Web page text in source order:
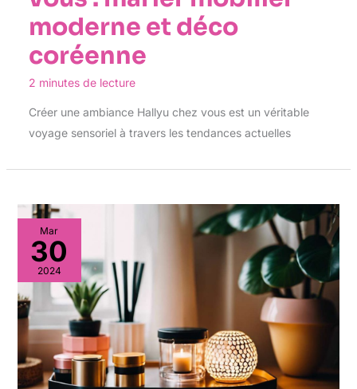
moderne et déco
coréenne
2 minutes de lecture
Créer une ambiance Hallyu chez vous est un véritable
voyage sensoriel à travers les tendances actuelles
Mar
30
2024